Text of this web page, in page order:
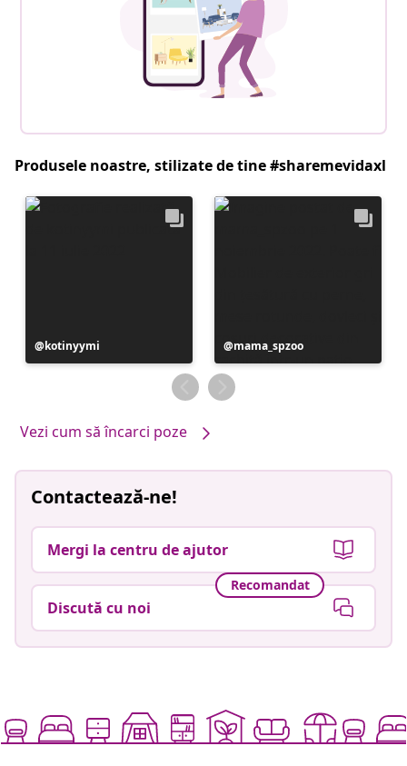
Produsele noastre, stilizate de tine #sharemevidaxl
Postare
publicată
kotinyymi
Postare
publicată
de
mama_spzoo
Vezi cum să încarci poze
Contactează-ne!
Mergi la centru de ajutor
Recomandat
Discută cu noi